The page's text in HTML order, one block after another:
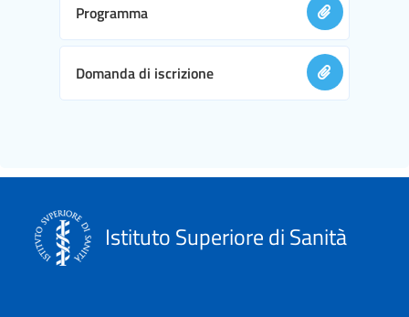
Programma
Domanda di iscrizione
Istituto Superiore di Sanità